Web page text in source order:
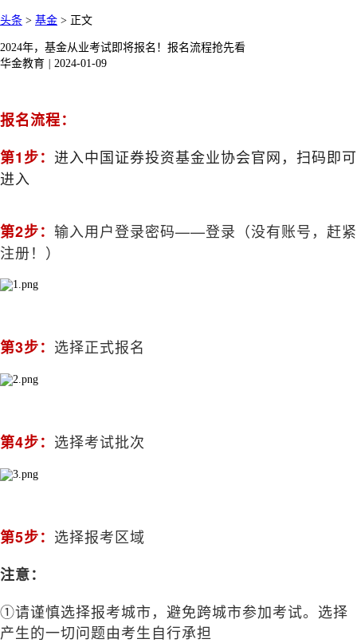
头条 > 基金 > 正文
2024年，基金从业考试即将报名！报名流程抢先看
华金教育
2024-01-09
报名流程：
第1步： 进入中国证券投资基金业协会官网，扫码即可
进入
第2步： 输入用户登录密码——登录（没有账号，赶紧
注册！）
第3步： 选择正式报名
第4步： 选择考试批次
第5步： 选择报考区域
注意：
①请谨慎选择报考城市，避免跨城市参加考试。选择
产生的一切问题由考生自行承担